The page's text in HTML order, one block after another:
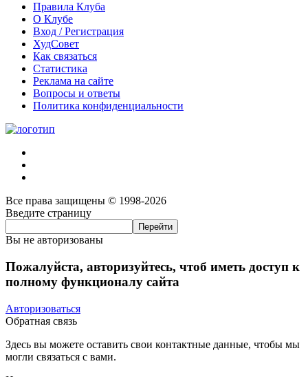
Правила Клуба
О Клубе
Вход / Регистрация
ХудСовет
Как связаться
Статистика
Реклама на сайте
Вопросы и ответы
Политика конфиденциальности
Все права защищены © 1998-2026
Введите страницу
Вы не авторизованы
Пожалуйста, авторизуйтесь, чтоб иметь доступ к
полному функционалу сайта
Авторизоваться
Обратная связь
Здесь вы можете оставить свои контактные данные, чтобы мы
могли связаться с вами.